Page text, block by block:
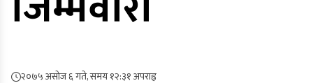
२०७५ असोज ६ गते, समय १२:३१ अपराह्न